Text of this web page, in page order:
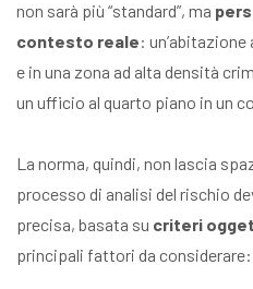
non sarà più “standard”, ma
contesto reale:
e in una zona ad alta densità
un ufficio al quarto piano in un
La norma, quindi, non lascia
processo di analisi del rischio
precisa, basata su criteri
principali fattori da considerare: